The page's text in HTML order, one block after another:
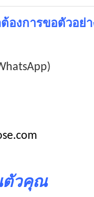
งการขอตัวอย่า
ตัวคุณ